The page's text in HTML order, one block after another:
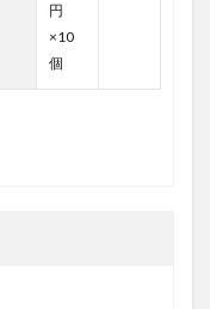
円
×10
個